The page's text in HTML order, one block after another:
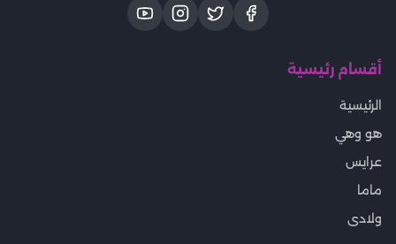
أقسام رئيسية
الرئيسية
هو وهي
عرايس
ماما
ولادى